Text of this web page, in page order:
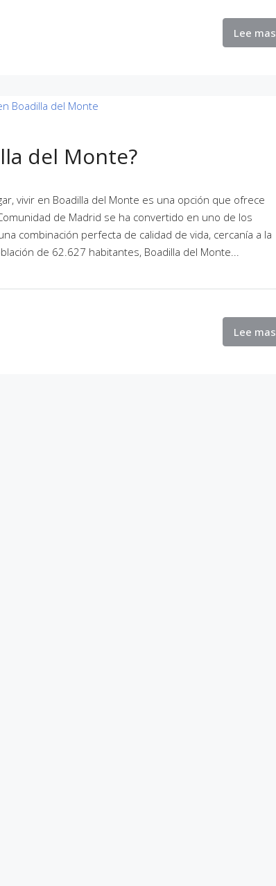
Lee mas
del Monte?
vivir en Boadilla del Monte es una opción que ofrece
de Madrid se ha convertido en uno de los
combinación perfecta de calidad de vida, cercanía a la
de 62.627 habitantes, Boadilla del Monte...
Lee mas